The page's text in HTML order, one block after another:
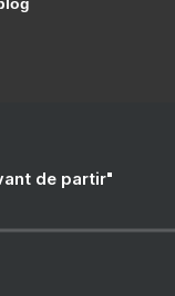
de partir"